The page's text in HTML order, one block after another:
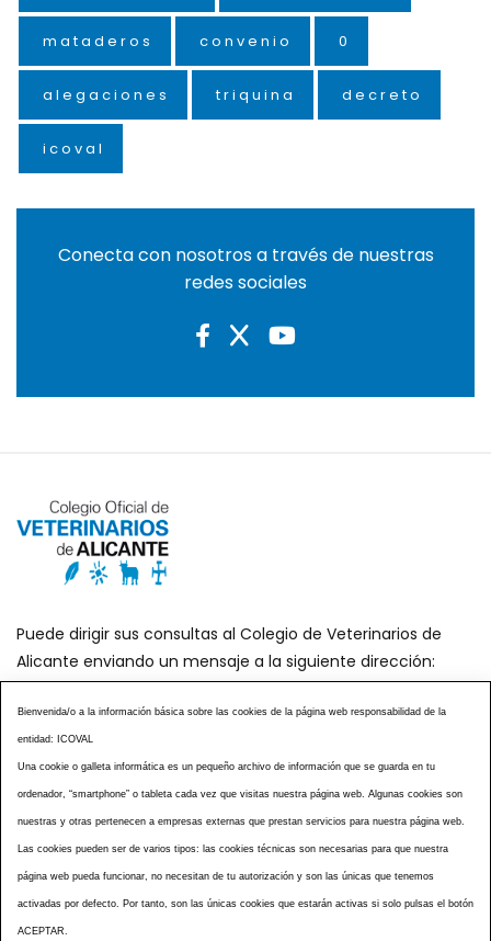
mataderos convenio 0
alegaciones triquina decreto
icoval
Conecta con nosotros a través de nuestras
redes sociales
Puede dirigir sus consultas al Colegio de Veterinarios de
Alicante enviando un mensaje a la siguiente dirección:
secretaria@icoval.org
¿SABÍAS QUÉ?
CENTROS VETERINARIOS
TABLÓN ANUNCIOS
CURSOS Y EVENTOS
TÉRMINOS Y CONDICIONES
ESPECIAL COVID 19
NOTICIAS
Bienvenida/o a la información básica sobre las cookies de la página web responsabilidad de la
entidad: ICOVAL
Una cookie o galleta informática es un pequeño archivo de información que se guarda en tu
ordenador, “smartphone” o tableta cada vez que visitas nuestra página web. Algunas cookies son
nuestras y otras pertenecen a empresas externas que prestan servicios para nuestra página web.
Las cookies pueden ser de varios tipos: las cookies técnicas son necesarias para que nuestra
página web pueda funcionar, no necesitan de tu autorización y son las únicas que tenemos
activadas por defecto. Por tanto, son las únicas cookies que estarán activas si solo pulsas el botón
ACEPTAR.